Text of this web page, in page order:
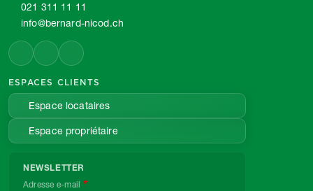
021 311 11 11
info@bernard-nicod.ch
ESPACES CLIENTS
Espace locataires
Espace propriétaire
NEWSLETTER
Adresse e-mail